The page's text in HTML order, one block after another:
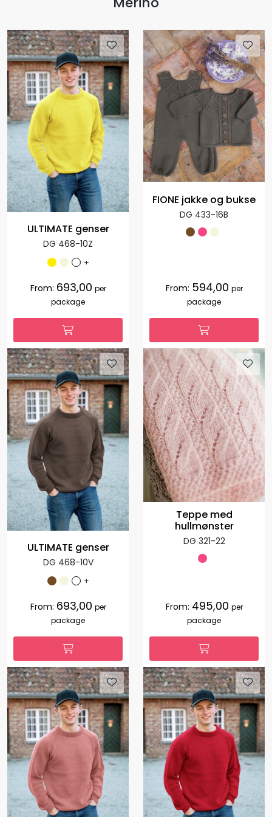
ULTIMATE genser
DG 468-10Z
+
From: 693,00 per
package
FIONE jakke og bukse
DG 433-16B
From: 594,00 per
package
ULTIMATE genser
DG 468-10V
+
From: 693,00 per
package
Teppe med
hullmønster
DG 321-22
From: 495,00 per
package